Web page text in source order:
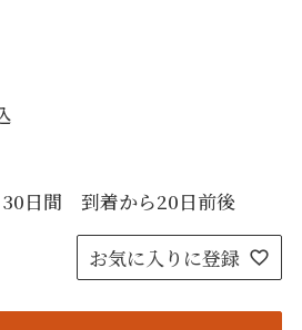
30日間 到着から20日前後
お気に入りに登録